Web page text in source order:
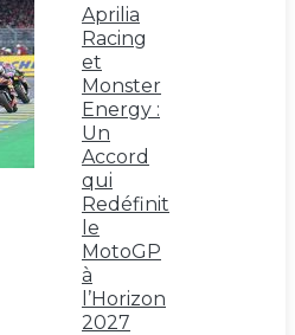
Aprilia
Racing
et
Monster
Energy :
Un
Accord
qui
Redéfinit
le
MotoGP
à
l’Horizon
2027